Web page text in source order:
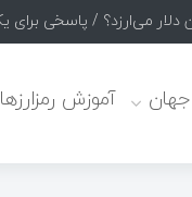
جهان آموزش رمزارزها